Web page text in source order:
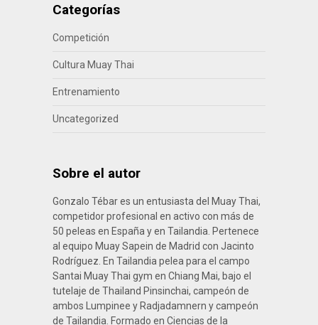
Categorías
Competición
Cultura Muay Thai
Entrenamiento
Uncategorized
Sobre el autor
Gonzalo Tébar es un entusiasta del Muay Thai,
competidor profesional en activo con más de
50 peleas en España y en Tailandia. Pertenece
al equipo Muay Sapein de Madrid con Jacinto
Rodríguez. En Tailandia pelea para el campo
Santai Muay Thai gym en Chiang Mai, bajo el
tutelaje de Thailand Pinsinchai, campeón de
ambos Lumpinee y Radjadamnern y campeón
de Tailandia. Formado en Ciencias de la